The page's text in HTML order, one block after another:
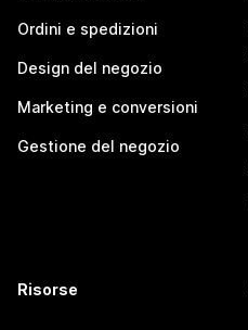
Ordini e spedizioni
Design del negozio
Marketing e conversioni
Gestione del negozio
Risorse